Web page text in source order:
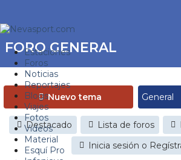
Estaciones
Foros
Noticias
Reportajes
Blogs
Viajes
Fotos
Videos
Material
Esquí Pro
FORO GENERAL
Nuevo tema
Destacado Lista de foros
Inicia sesión o